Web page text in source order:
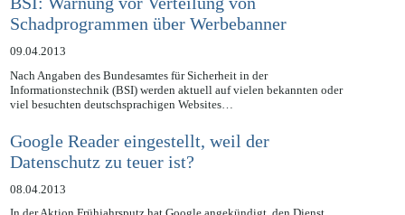
BSI: Warnung vor Verteilung von
Schadprogrammen über Werbebanner
09.04.2013
Nach Angaben des Bundesamtes für Sicherheit in der
Informationstechnik (BSI) werden aktuell auf vielen bekannten oder
Google Reader eingestellt, weil der
Datenschutz zu teuer ist?
08.04.2013